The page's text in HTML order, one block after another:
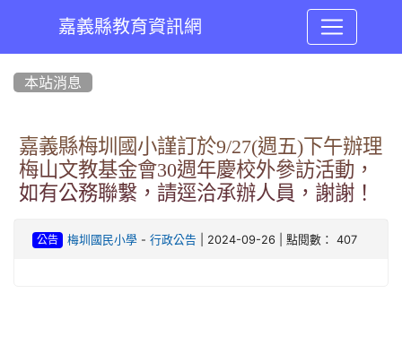
嘉義縣教育資訊網
本站消息
嘉義縣梅圳國小謹訂於9/27(週五)下午辦理
梅山文教基金會30週年慶校外參訪活動，
如有公務聯繫，請逕洽承辦人員，謝謝！
公告 梅圳國民小學- 行政公告 | 2024-09-26 | 點閱數： 407